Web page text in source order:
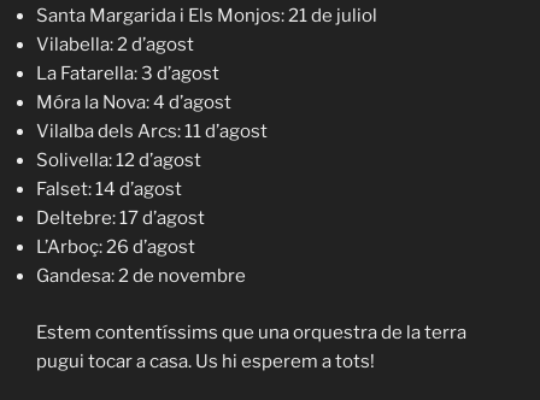
Santa Margarida i Els Monjos: 21 de juliol
Vilabella: 2 d’agost
La Fatarella: 3 d’agost
Móra la Nova: 4 d’agost
Vilalba dels Arcs: 11 d’agost
Solivella: 12 d’agost
Falset: 14 d’agost
Deltebre: 17 d’agost
L’Arboç: 26 d’agost
Gandesa: 2 de novembre
Estem contentíssims que una orquestra de la terra
pugui tocar a casa. Us hi esperem a tots!